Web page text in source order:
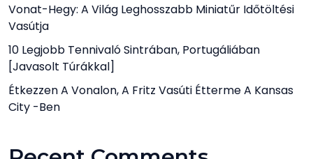
Vonat-Hegy: A Világ Leghosszabb Miniatűr Időtöltési
Vasútja
10 Legjobb Tennivaló Sintrában, Portugáliában
[javasolt Túrákkal]
Étkezzen A Vonalon, A Fritz Vasúti Étterme A Kansas
City -ben